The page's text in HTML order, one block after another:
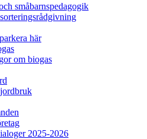
småbarnspedagogik
här
om biogas
2025-2026